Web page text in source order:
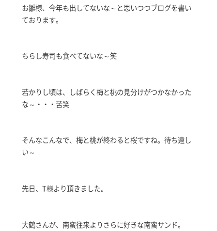
お雛様、今年も出してないな～と思いつつブログを書い
ております。
ちらし寿司も食べてないな～笑
若かりし頃は、しばらく梅と桃の見分けがつかなかった
な～・・・苦笑
そんなこんなで、梅と桃が終わると桜ですね。待ち遠し
い～
先日、T様より頂きました。
大鶴さんが、南蛮往来よりさらに好きな南蛮サンド。